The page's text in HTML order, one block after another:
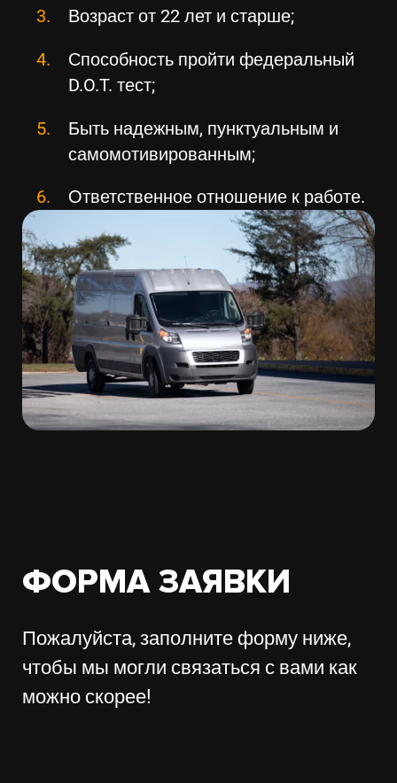
Возраст от 22 лет и старше;
Способность пройти федеральный
D.O.T. тест;
Быть надежным, пунктуальным и
самомотивированным;
Ответственное отношение к работе.
ФОРМА ЗАЯВКИ
Пожалуйста, заполните форму ниже,
чтобы мы могли связаться с вами как
можно скорее!